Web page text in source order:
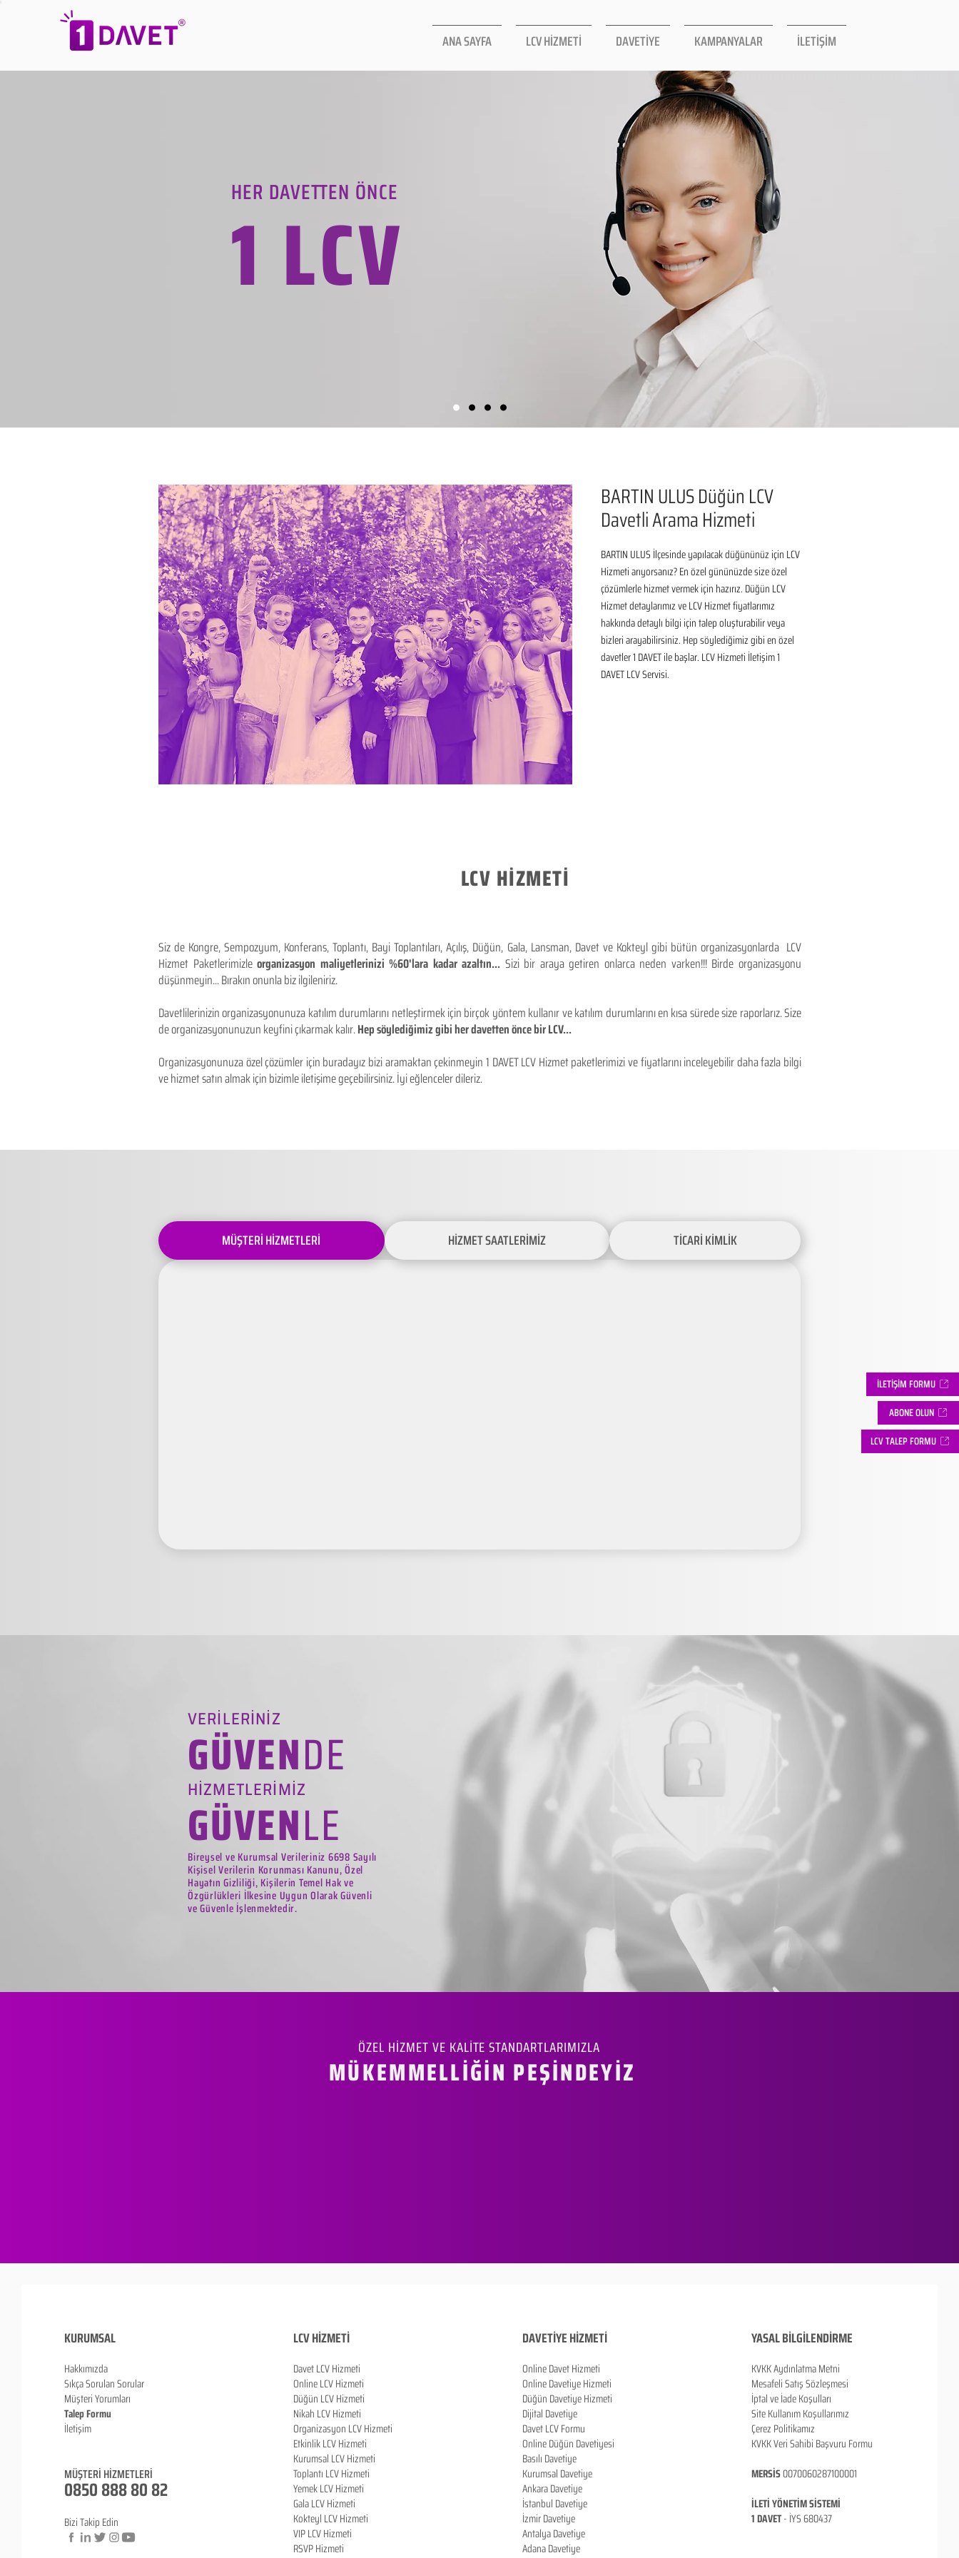
ANA SAYFA LCV HİZMETİ DAVETİYE KAMPANYALAR İLETİŞİM
ABONE OLUN
LCV TALEP FORMU
İLETİŞİM FORMU
HER DAVETTEN ÖNCE
1 LCV
BARTIN ULUS Düğün LCV
Davetli Arama Hizmeti
BARTIN ULUS İlçesinde yapılacak düğününüz için LCV
Hizmeti arıyorsanız? En özel gününüzde size özel
çözümlerle hizmet vermek için hazırız. Düğün LCV
Hizmet detaylarımız ve LCV Hizmet fiyatlarımız
hakkında detaylı bilgi için talep oluşturabilir veya
bizleri arayabilirsiniz. Hep söylediğimiz gibi en özel
davetler 1 DAVET ile başlar. LCV Hizmeti İletişim 1
DAVET LCV Servisi.
LCV HİZMETİ
Siz de Kongre, Sempozyum, Konferans, Toplantı, Bayi Toplantıları, Açılış, Düğün, Gala, Lansman, Davet ve Kokteyl gibi bütün organizasyonlarda LCV
Hizmet Paketlerimizleorganizasyon maliyetlerinizi %60'lara kadar azaltın... Sizi bir araya getiren onlarca neden varken!!! Birde organizasyonu
düşünmeyin... Bırakın onunla biz ilgileniriz.
Davetlilerinizin organizasyonunuza katılım durumlarını netleştirmek için birçok yöntem kullanır ve katılım durumlarını en kısa sürede size raporlarız. Size
de organizasyonunuzun keyfini çıkarmak kalır.Hep söylediğimiz gibi her davetten önce bir LCV...
Organizasyonunuza özel çözümler için buradayız bizi aramaktan çekinmeyin 1 DAVET LCV Hizmet paketlerimizi ve fiyatlarını inceleyebilir daha fazla bilgi
ve hizmet satın almak için bizimle iletişime geçebilirsiniz. İyi eğlenceler dileriz.
MÜŞTERİ HİZMETLERİ HİZMET SAATLERİMİZ TİCARİ KİMLİK
VERİLERİNİZ
GÜVENDE
HİZMETLERİMİZ
GÜVENLE
Bireysel ve Kurumsal Verileriniz 6698 Sayılı
Kişisel Verilerin Korunması Kanunu, Özel
Hayatın Gizliliği, Kişilerin Temel Hak ve
Özgürlükleri İlkesine Uygun Olarak Güvenli
ve Güvenle İşlenmektedir.
ÖZEL HİZMET VE KALİTE STANDARTLARIMIZLA
MÜKEMMELLİĞİN PEŞİNDEYİZ
KURUMSAL
Hakkımızda
Sıkça Sorulan Sorular
Müşteri Yorumları
Talep Formu
İletişim
MÜŞTERİ HİZMETLERİ
0850 888 80 82
Bizi Takip Edin
LCV HİZMETİ
Davet LCV Hizmeti
Online LCV Hizmeti
Düğün LCV Hizmeti
Nikah LCV Hizmeti
Organizasyon LCV Hizmeti
Etkinlik LCV Hizmeti
Kurumsal LCV Hizmeti
Toplantı LCV Hizmeti
Yemek LCV Hizmeti
Gala LCV Hizmeti
Kokteyl LCV Hizmeti
VIP LCV Hizmeti
RSVP Hizmeti
DAVETİYE HİZMETİ
Online Davet Hizmeti
Online Davetiye Hizmeti
Düğün Davetiye Hizmeti
Dijital Davetiye
Davet LCV Formu
Online Düğün Davetiyesi
Basılı Davetiye
Kurumsal Davetiye
Ankara Davetiye
İstanbul Davetiye
İzmir Davetiye
Antalya Davetiye
Adana Davetiye
YASAL BİLGİLENDİRME
KVKK Aydınlatma Metni
Mesafeli Satış Sözleşmesi
İptal ve İade Koşulları
Site Kullanım Koşullarımız
Çerez Politikamız
KVKK Veri Sahibi Başvuru Formu
MERSİS0070060287100001
İLETİ YÖNETİM SİSTEMİ
1 DAVET- İYS 680437